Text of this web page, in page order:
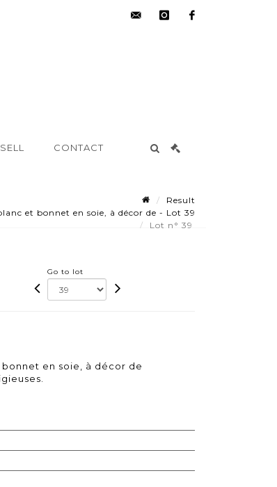
CONTACT
Result
et bonnet en soie, à décor de - Lot 39
Lot n° 39
Go to lot
en soie, à décor de